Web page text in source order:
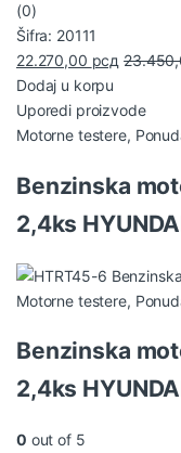
(0)
Šifra: 20111
22.270,00 рсд
Dodaj u korpu
Uporedi proizvode
Motorne testere,
Benzinska
2,4ks
Motorne testere,
Benzinska
2,4ks
0 out of 5